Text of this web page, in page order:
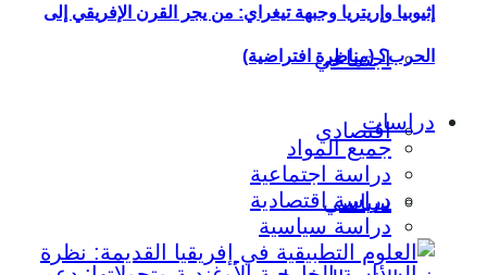
اجتماعي
اقتصادي
سياسي
إثيوبيا وإريتريا وجبهة تيغراي: من يجر القرن الإفريقي إلى
الحرب؟ (مناظرة افتراضية)
دراسات
جميع المواد
دراسة اجتماعية
دراسة اقتصادية
دراسة سياسية